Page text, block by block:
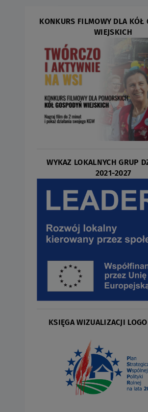
KONKURS FILMOWY DLA KÓŁ
WIEJSKICH
WYKAZ LOKALNYCH GRUP
2021-2027
KSIĘGA WIZUALIZACJI